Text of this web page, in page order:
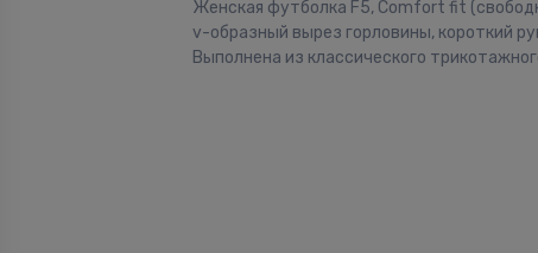
Женская футболка F5, Comfort fit
v-образный вырез горловины, короткий
Выполнена из классического